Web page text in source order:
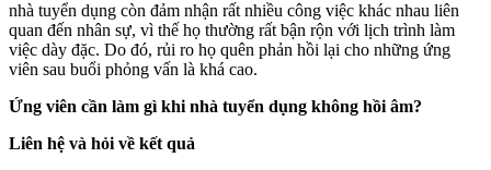
nhà tuyển dụng còn đảm nhận rất nhiều công việc khác nhau liên
quan đến nhân sự, vì thế họ thường rất bận rộn với lịch trình làm
việc dày đặc. Do đó, rủi ro họ quên phản hồi lại cho những ứng
viên sau buổi phỏng vấn là khá cao.
Ứng viên cần làm gì khi nhà tuyển dụng không hồi âm?
Liên hệ và hỏi về kết quả